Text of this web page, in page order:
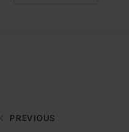
PREVIOUS